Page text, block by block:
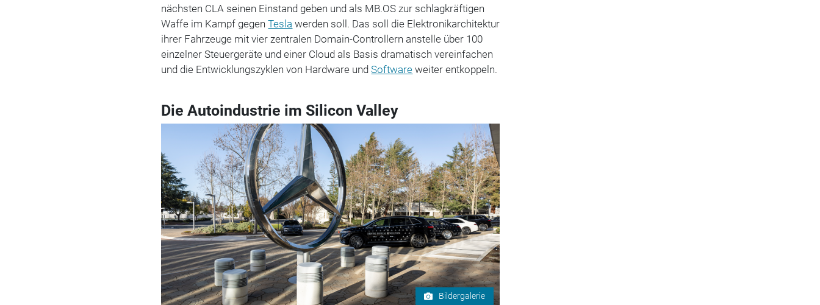
nächsten CLA seinen Einstand geben und als MB.OS zur schlagkräftigen
Waffe im Kampf gegenTesla werden soll. Das soll die Elektronikarchitektur
ihrer Fahrzeuge mit vier zentralen Domain-Controllern anstelle über 100
einzelner Steuergeräte und einer Cloud als Basis dramatisch vereinfachen
und die Entwicklungszyklen von Hardware undSoftware weiter entkoppeln.
Die Autoindustrie im Silicon Valley
Bildergalerie